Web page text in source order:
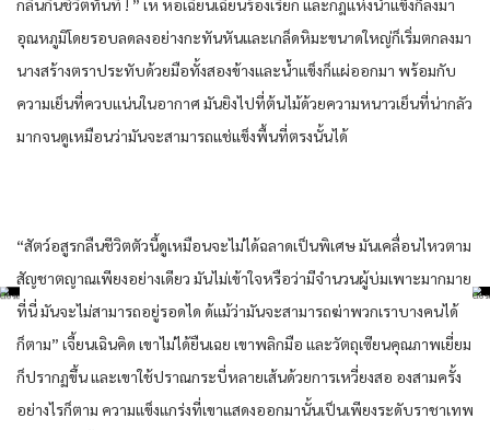
กลืน​กิน​ชีวิต​ทันที​ ! ” เห ห​อเฉียนเฉียน​ร้องเรียก​ และ​กฎ​แห่ง​น้ำแข็ง​ก็​ลงมา​
อุณหภูมิ​โดยรอบ​ลดลง​อย่าง​กะทันหัน​และ​เกล็ด​หิมะ​ขนาดใหญ่​ก็​เริ่ม​ตก​ลงมา​
นาง​สร้าง​ตราประทับ​ด้วยมือ​ทั้งสอง​ข้าง​และ​น้ำแข็ง​ก็​แผ่​ออกมา​ พร้อมกับ​
ความ​เย็น​ที่​ควบแน่น​ใน​อากาศ​ มัน​ยิง​ไปที่​ต้นไม้​ด้วย​ความ​หนาวเย็น​ที่​น่ากลัว​
มาก​จน​ดูเหมือนว่า​มัน​จะสามารถ​แช่แข็ง​พื้นที่​ตรงนั้น​ได้​
“สัตว์​อสูร​กลืน​ชีวิต​ตัว​นี้​ดูเหมือน​จะไม่ได้​ฉลาด​เป็นพิเศษ​ มัน​เคลื่อนไหว​ตาม​
สัญชาตญาณ​เพียง​อย่าง​เดียว​ มัน​ไม่เข้าใจ​หรือว่า​มีจำนวน​ผู้​บ่ม​เพาะ​มากมาย​
ที่นี่​ มัน​จะไม่สามารถ​อยู่รอด​ได ด้​แม้ว่า​มัน​จะสามารถ​ฆ่าพวกเรา​บางคน​ได้​
ก็ตาม​” เจี้ยนเฉิน​คิด​ เขา​ไม่ได้​ยืน​เฉย​ เขา​พลิก​มือ​ และ​วัตถุ​เซียน​คุณภาพ​เยี่ยม​
ก็​ปรากฏ​ขึ้น​ และ​เขา​ใช้ปราณ​กระบี่​หลาย​เส้น​ด้วย​การ​เหวี่ยง​สอ อง​สามครั้ง​
อย่างไรก็ตาม​ ความ​แข็งแกร่ง​ที่​เขา​แสดง​ออกมา​นั้น​เป็น​เพียง​ระดับ​ราชา​เทพ​